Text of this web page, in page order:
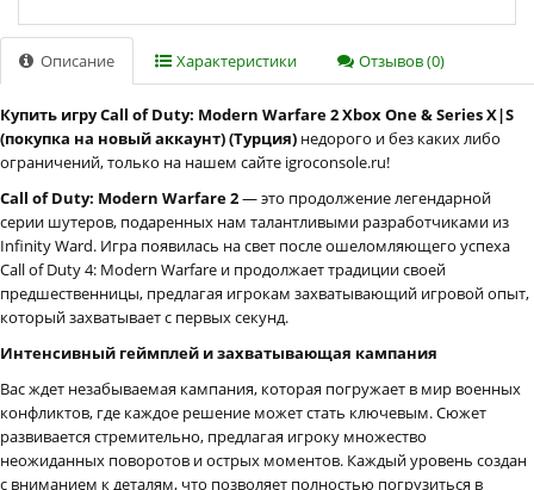
Описание Характеристики Отзывов (0)
Купить игру Call of Duty: Modern Warfare 2 Xbox One & Series X|S
(покупка на новый аккаунт) (Турция) недорого и без каких либо
ограничений, только на нашем сайте igroconsole.ru!
Call of Duty: Modern Warfare 2— это продолжение легендарной
серии шутеров, подаренных нам талантливыми разработчиками из
Infinity Ward. Игра появилась на свет после ошеломляющего успеха
Call of Duty 4: Modern Warfare и продолжает традиции своей
предшественницы, предлагая игрокам захватывающий игровой опыт,
который захватывает с первых секунд.
Интенсивный геймплей и захватывающая кампания
Вас ждет незабываемая кампания, которая погружает в мир военных
конфликтов, где каждое решение может стать ключевым. Сюжет
развивается стремительно, предлагая игроку множество
неожиданных поворотов и острых моментов. Каждый уровень создан
с вниманием к деталям, что позволяет полностью погрузиться в